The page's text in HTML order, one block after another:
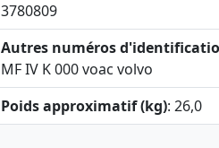
3780809
Autres numéros
MF IV K 000 voac volvo
Poids approximatif (kg): 26,0